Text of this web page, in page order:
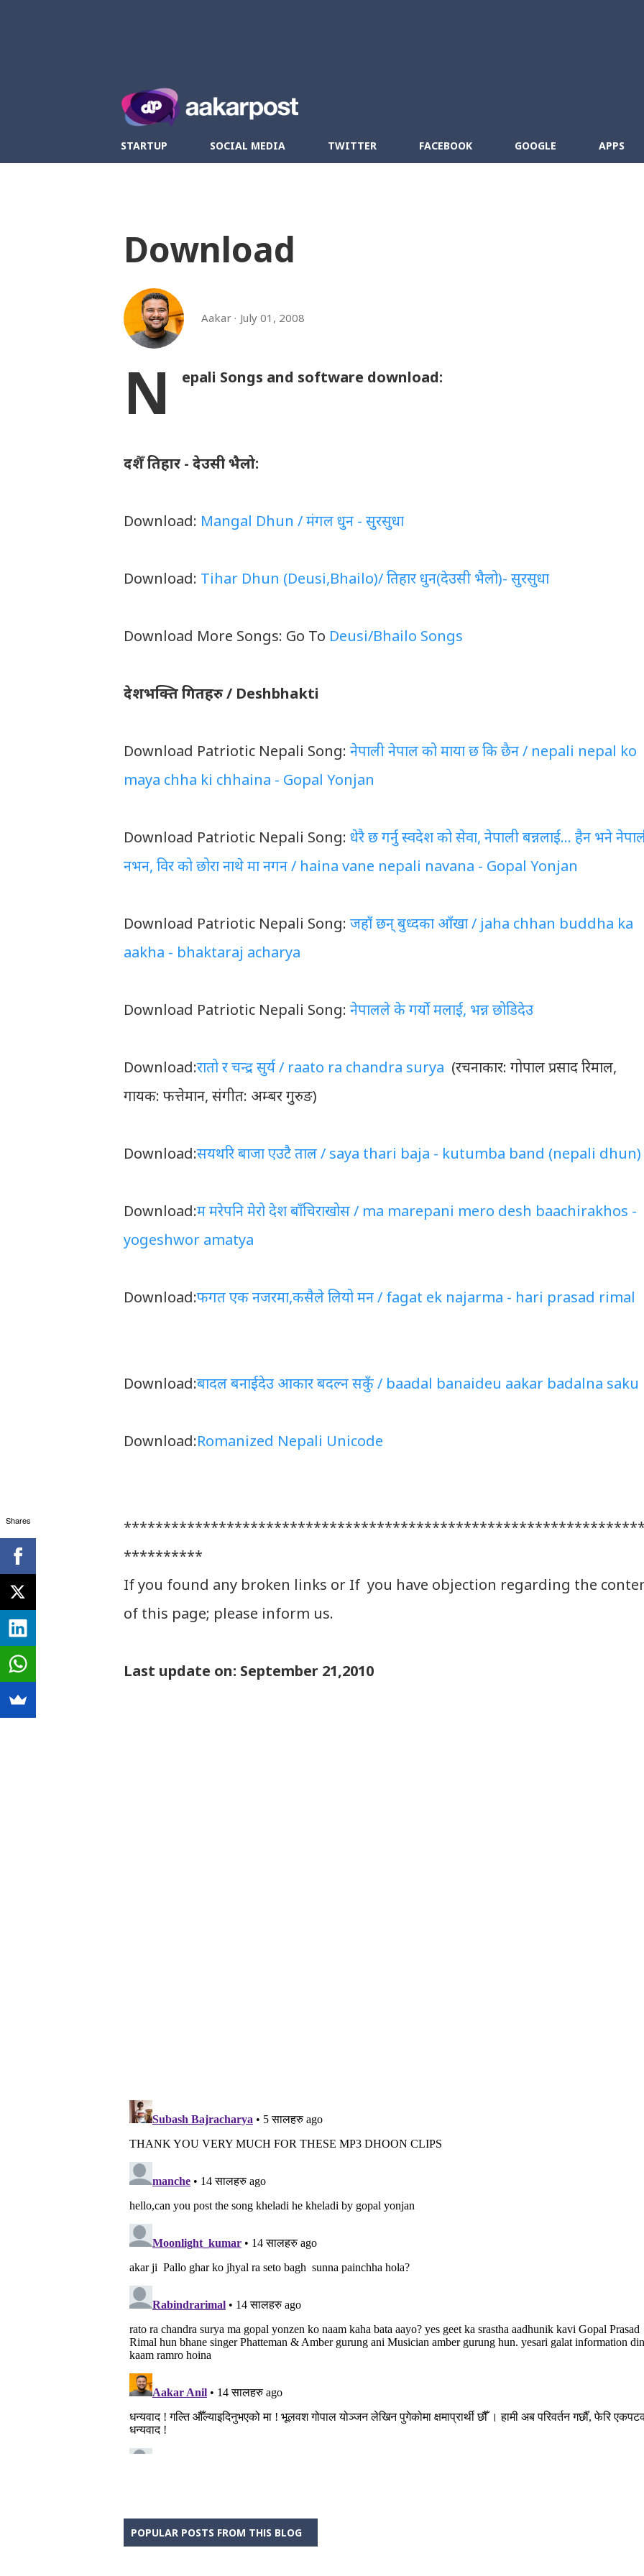
STARTUP SOCIAL MEDIA TWITTER FACEBOOK GOOGLE APPS
Download
Aakar July 01, 2008
N epali Songs and software download:
दशैँ तिहार - देउसी भैलो:
Download: Mangal Dhun / मंगल धुन - सुरसुधा
Download: Tihar Dhun (Deusi,Bhailo)/ तिहार धुन(देउसी भैलो)- सुरसुधा
Download More Songs: Go To Deusi/Bhailo Songs
देशभक्ति गितहरु / Deshbhakti
Download Patriotic Nepali Song: नेपाली नेपाल को माया छ कि छैन / nepali nepal ko
maya chha ki chhaina - Gopal Yonjan
Download Patriotic Nepali Song: धेरै छ गर्नु स्वदेश को सेवा, नेपाली बन्नलाई... हैन भने
नभन, विर को छोरा नाथे मा नगन / haina vane nepali navana - Gopal Yonjan
Download Patriotic Nepali Song: जहाँ छन् बुध्दका आँखा / jaha chhan buddha ka
aakha - bhaktaraj acharya
Download Patriotic Nepali Song: नेपालले के गर्यो मलाई, भन्न छोडिदेउ
Download:रातो र चन्द्र सुर्य / raato ra chandra surya (रचनाकार: गोपाल प्रसाद रिमाल,
गायक: फत्तेमान, संगीत: अम्बर गुरुङ)
Download:सयथरि बाजा एउटै ताल / saya thari baja - kutumba band (nepali dhun)
Download:म मरेपनि मेरो देश बाँचिराखोस / ma marepani mero desh baachirakhos -
yogeshwor amatya
Download:फगत एक नजरमा,कसैले लियो मन / fagat ek najarma - hari prasad rimal
Download:बादल बनाईदेउ आकार बदल्न सकुँ / baadal banaideu aakar badalna saku
Download:Romanized Nepali Unicode
**********
If you found any broken links or If you have objection regarding the
of this page; please inform us.
Last update on: September 21,2010
POPULAR POSTS FROM THIS BLOG
Shares